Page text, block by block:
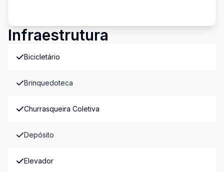
Infraestrutura
Bicicletário
Brinquedoteca
Churrasqueira Coletiva
Depósito
Elevador